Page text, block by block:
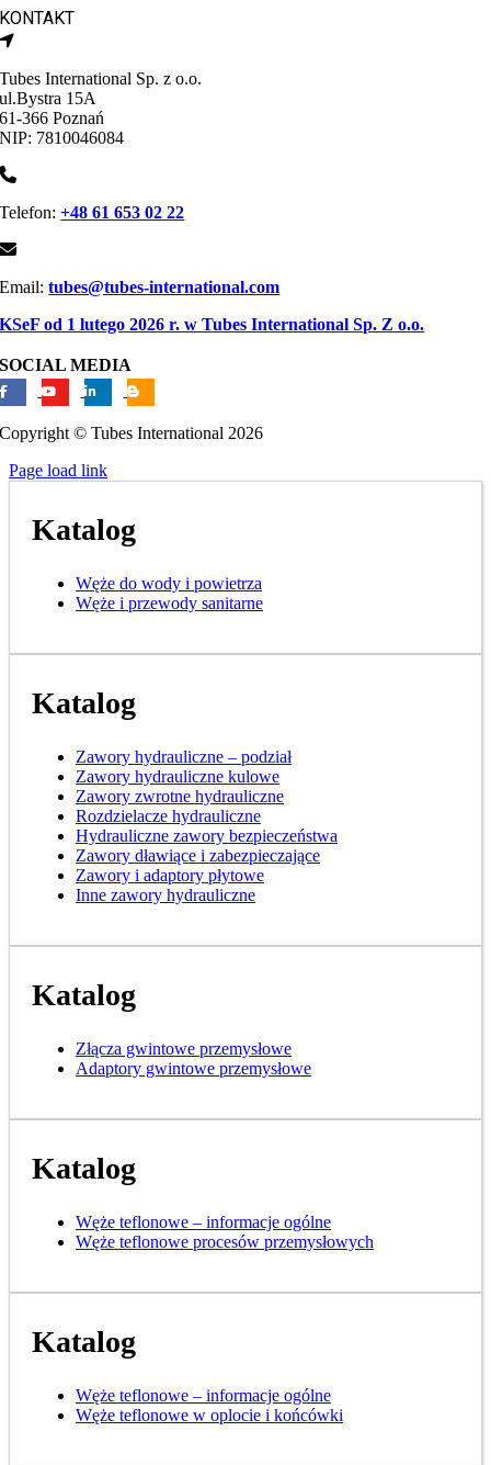
KONTAKT
Tubes International Sp. z o.o.
ul.Bystra 15A
61-366 Poznań
NIP: 7810046084
Telefon:+48 61 653 02 22
Email:tubes@tubes-international.com
KSeF od 1 lutego 2026 r. w Tubes International Sp. Z o.o.
SOCIAL MEDIA
Copyright © Tubes International2026
Page load link
Katalog
Węże do wody i powietrza
Węże i przewody sanitarne
Katalog
Zawory hydrauliczne – podział
Zawory hydrauliczne kulowe
Zawory zwrotne hydrauliczne
Rozdzielacze hydrauliczne
Hydrauliczne zawory bezpieczeństwa
Zawory dławiące i zabezpieczające
Zawory i adaptory płytowe
Inne zawory hydrauliczne
Katalog
Złącza gwintowe przemysłowe
Adaptory gwintowe przemysłowe
Katalog
Węże teflonowe – informacje ogólne
Węże teflonowe procesów przemysłowych
Katalog
Węże teflonowe – informacje ogólne
Węże teflonowe w oplocie i końcówki